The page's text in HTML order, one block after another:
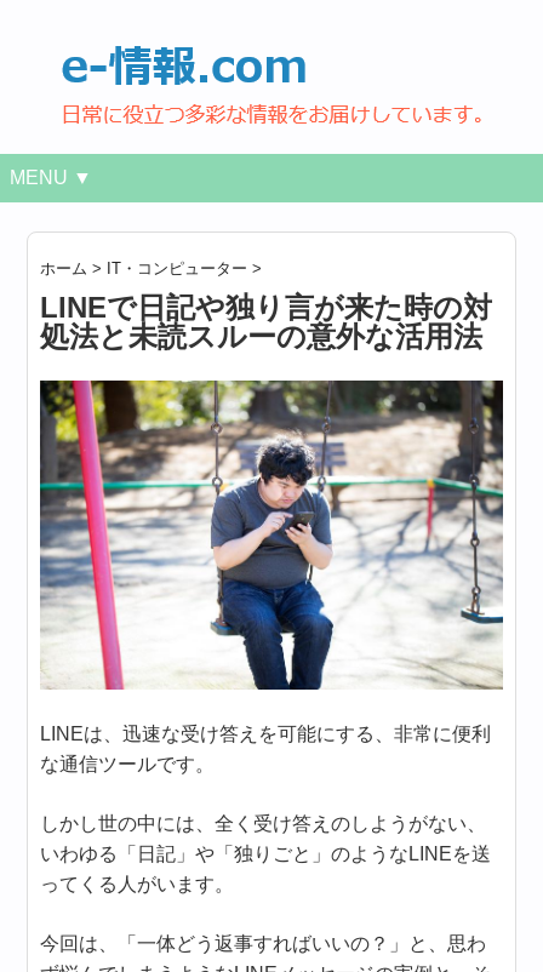
MENU ▼
ホーム > IT・コンピューター >
LINEで日記や独り言が来た時の対
処法と未読スルーの意外な活用法
LINEは、迅速な受け答えを可能にする、非常に便利
な通信ツールです。
しかし世の中には、全く受け答えのしようがない、
いわゆる「日記」や「独りごと」のようなLINEを送
ってくる人がいます。
今回は、「一体どう返事すればいいの？」と、思わ